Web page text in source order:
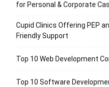
for Personal & Corporate
Cupid Clinics Offering PEP
Friendly Support
Top 10 Web Development
Top 10 Software